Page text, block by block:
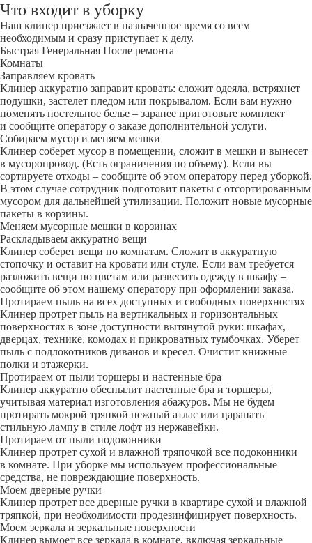
Что входит в уборку
Наш клинер приезжает в назначенное время со всем
необходимым и сразу приступает к делу.
Быстрая Генеральная После ремонта
Комнаты
Заправляем кровать
Клинер аккуратно заправит кровать: сложит одеяла, встряхнет
подушки, застелет пледом или покрывалом. Если вам нужно
поменять постельное белье – заранее приготовьте комплект
и сообщите оператору о заказе дополнительной услуги.
Собираем мусор и меняем мешки
Клинер соберет мусор в помещении, сложит в мешки и вынесет
в мусоропровод. (Есть ограничения по объему). Если вы
сортируете отходы – сообщите об этом оператору перед уборкой.
В этом случае сотрудник подготовит пакеты с отсортированным
мусором для дальнейшей утилизации. Положит новые мусорные
пакеты в корзины.
Меняем мусорные мешки в корзинах
Раскладываем аккуратно вещи
Клинер соберет вещи по комнатам. Сложит в аккуратную
стопочку и оставит на кровати или стуле. Если вам требуется
разложить вещи по цветам или развесить одежду в шкафу –
сообщите об этом нашему оператору при оформлении заказа.
Протираем пыль на всех доступных и свободных поверхностях
Клинер протрет пыль на вертикальных и горизонтальных
поверхностях в зоне доступности вытянутой руки: шкафах,
дверцах, технике, комодах и прикроватных тумбочках. Уберет
пыль с подлокотников диванов и кресел. Очистит книжные
полки и этажерки.
Протираем от пыли торшеры и настенные бра
Клинер аккуратно обеспылит настенные бра и торшеры,
учитывая материал изготовления абажуров. Мы не будем
протирать мокрой тряпкой нежный атлас или царапать
стильную лампу в стиле лофт из нержавейки.
Протираем от пыли подоконники
Клинер протрет сухой и влажной тряпочкой все подоконники
в комнате. При уборке мы используем профессиональные
средства, не повреждающие поверхность.
Моем дверные ручки
Клинер протрет все дверные ручки в квартире сухой и влажной
тряпкой, при необходимости продезинфицирует поверхность.
Моем зеркала и зеркальные поверхности
Клинер вымоет все зеркала в комнате, включая зеркальные